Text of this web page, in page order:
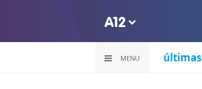
MENU últimas